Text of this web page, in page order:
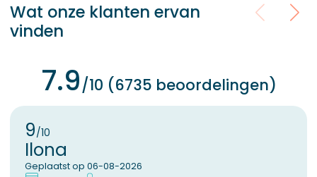
Wat onze klanten ervan
vinden
7.9/10 (6735 beoordelingen)
9/10
Ilona
Geplaatst op 06-08-2026